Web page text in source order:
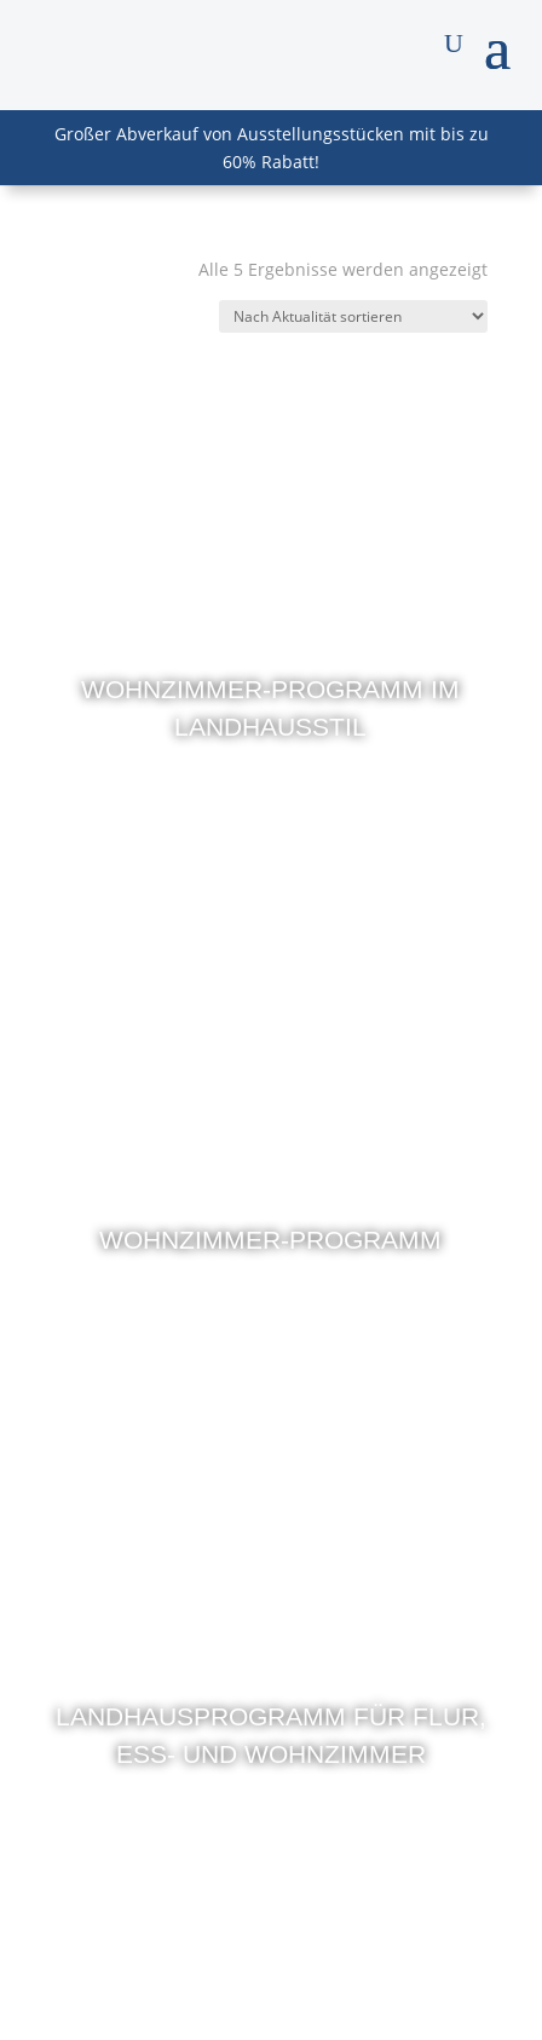
Großer Abverkauf von Ausstellungsstücken mit bis zu
60% Rabatt!
Alle 5 Ergebnisse werden angezeigtNach
WOHNZIMMER-PROGRAMM IM
LANDHAUSSTIL
WOHNZIMMER-PROGRAMM
LANDHAUSPROGRAMM FÜR FLUR,
ESS- UND WOHNZIMMER